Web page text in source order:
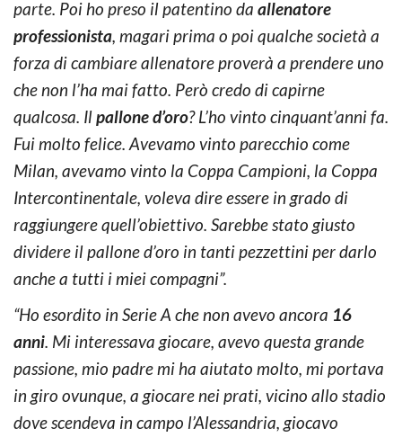
parte. Poi ho preso il patentino da allenatore
professionista, magari prima o poi qualche società a
forza di cambiare allenatore proverà a prendere uno
che non l’ha mai fatto. Però credo di capirne
qualcosa. Ilpallone d’oro? L’ho vinto cinquant’anni fa.
Fui molto felice. Avevamo vinto parecchio come
Milan, avevamo vinto la Coppa Campioni, la Coppa
Intercontinentale, voleva dire essere in grado di
raggiungere quell’obiettivo. Sarebbe stato giusto
dividere il pallone d’oro in tanti pezzettini per darlo
anche a tutti i miei compagni”.
“Ho esordito in Serie A che non avevo ancora 16
anni. Mi interessava giocare, avevo questa grande
passione, mio padre mi ha aiutato molto, mi portava
in giro ovunque, a giocare nei prati, vicino allo stadio
dove scendeva in campo l’Alessandria, giocavo